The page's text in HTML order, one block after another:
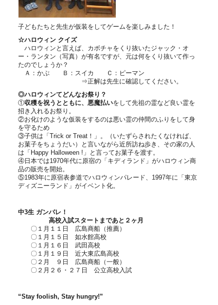
子どもたちと先生が仮装をしてゲームを楽しみました！
☆ハロウィン クイズ
ハロウィンと言えば、カボチャをくり抜いたジャック・オ
ー・ランタン（写真）が有名ですが、元は何をくり抜いて作っ
たのでしょうか？
Ａ：かぶ Ｂ：スイカ Ｃ：ピーマン
⇒正解は先生に確認してください。
◎ハロウィンてどんなお祭り？
①収穫を祝うとともに、悪魔払いをして先祖の霊など良い霊を
招き入れるお祭り。
②お化けのような仮装をするのは悪い霊の仲間のふりをして身
を守るため
③子供は「Trick or Treat！」。（いたずらされたくなければ、
お菓子をちょうだい）と言いながら近所訪ね歩き、その家の人
は「Happy Halloween !」と言ってお菓子を渡す。
④日本では1970年代に原宿の「キディランド」がハロウィン商
品の販売を開始。
⑤1983年に原宿表参道でハロウィンパレード、1997年に「東京
ディズニーランド」がイベント化。
中3生 ガンバレ！
高校入試スタートまであと ２ ヶ月
〇１月１１日 広島商船（推薦）
〇１月１５日 如水館高校
〇１月１６日 武田高校
〇１月１９日 近大東広島高校
〇２月 ９日 広島商船（一般）
〇２月２６・２７日 公立高校入試
“Stay foolish, Stay hungry!”